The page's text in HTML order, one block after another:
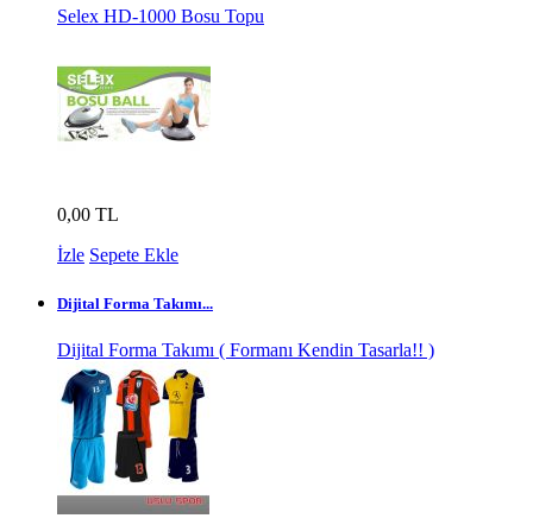
Selex HD-1000 Bosu Topu
0,00 TL
İzle Sepete Ekle
Dijital Forma Takımı...
Dijital Forma Takımı ( Formanı Kendin Tasarla!! )